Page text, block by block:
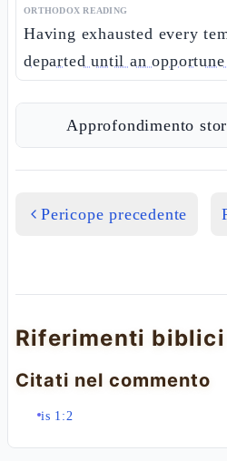
ORTHODOX READING
Having exhausted every
departed until an
Approfondimento
Pericope precedente
Riferimenti biblici
Citati nel commento
is 1:2